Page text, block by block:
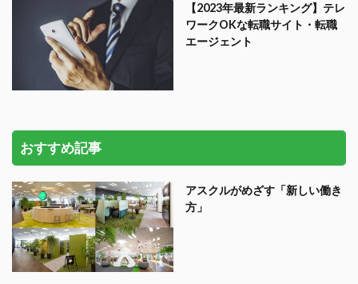
【2023年最新ランキング】テレ
ワークOKな転職サイト・転職
エージェント
おすすめ記事
アスクルがめざす「新しい働き
方」